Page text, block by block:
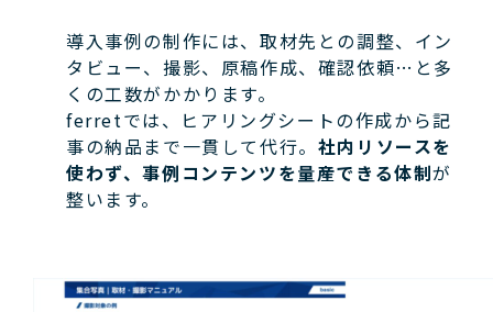
導入事例の制作には、取材先との調整、イン
タビュー、撮影、原稿作成、確認依頼…と多
くの工数がかかります。
ferretでは、ヒアリングシートの作成から記
事の納品まで一貫して代行。 社内リソースを
使わず、事例コンテンツを量産できる体制が
整います。